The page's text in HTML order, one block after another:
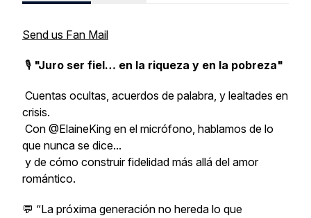
Send us Fan Mail
🎙️ "Juro ser fiel… en la riqueza y en la pobreza"
Cuentas ocultas, acuerdos de palabra, y lealtades en
crisis.
Con @ElaineKing en el micrófono, hablamos de lo
que nunca se dice...
y de cómo construir fidelidad más allá del amor
romántico.
💬 “La próxima generación no hereda lo que